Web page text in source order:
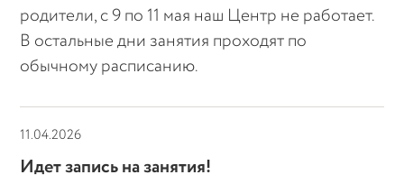
родители, с 9 по 11 мая наш Центр не работает.
В остальные дни занятия проходят по
обычному расписанию.
11.04.2026
Идет запись на занятия!